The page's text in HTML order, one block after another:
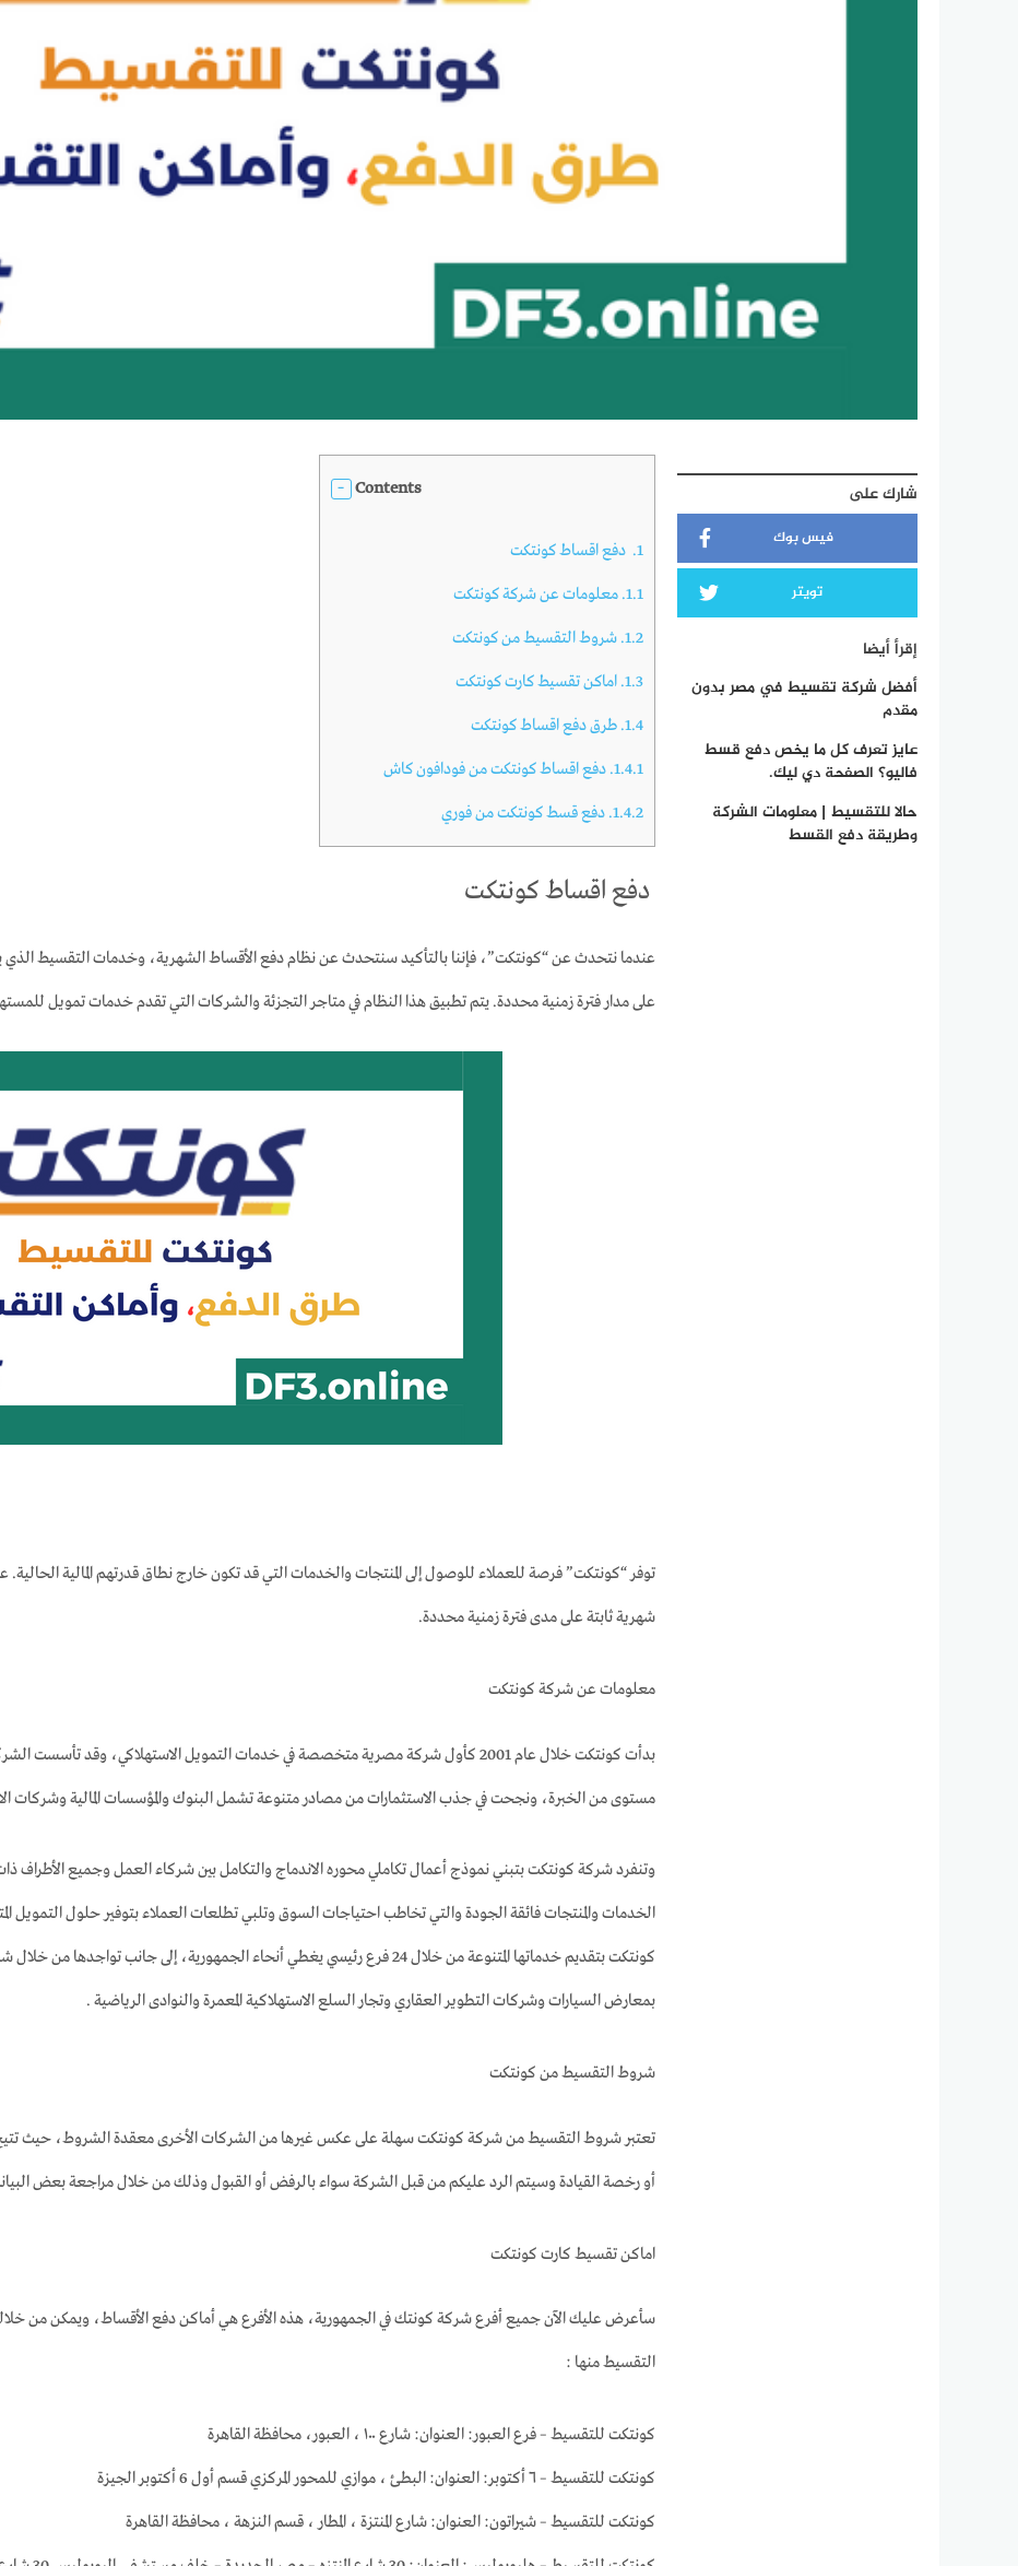
شارك على
فيس بوك
تويتر
إقرأ أيضا
أفضل شركة تقسيط في مصر بدون
مقدم
عايز تعرف كل ما يخص دفع قسط
فاليو؟ الصفحة دي ليك.
حالا للتقسيط | معلومات الشركة
وطريقة دفع القسط
Contents
1. دفع اقساط كونتكت
1.1. معلومات عن شركة كونتكت
1.2. شروط التقسيط من كونتكت
1.3. اماكن تقسيط كارت كونتكت
1.4. طرق دفع اقساط كونتكت
1.4.1. دفع اقساط كونتكت من فودافون كاش
1.4.2. دفع قسط كونتكت من فوري
دفع اقساط كونتكت
عندما نتحدث عن “كونتكت”، فإننا بالتأكيد سنتحدث عن نظام دفع الأقساط الشهرية، وخدمات التقسيط
على مدار فترة زمنية محددة. يتم تطبيق هذا النظام في متاجر التجزئة والشركات التي تقدم خدمات تمويل
توفر “كونتكت” فرصة للعملاء للوصول إلى المنتجات والخدمات التي قد تكون خارج نطاق قدرتهم المالية
شهرية ثابتة على مدى فترة زمنية محددة.
معلومات عن شركة كونتكت
بدأت كونتكت خلال عام 2001 كأول شركة مصرية متخصصة في خدمات التمويل الاستهلاكي،
وقد تأسست
مستوى من الخبرة، ونجحت في جذب الاستثمارات من مصادر متنوعة تشمل البنوك والمؤسسات المالية وشركات
وتنفرد شركة كونتكت بتبني نموذج أعمال تكاملي محوره الاندماج والتكامل بين شركاء العمل وجميع الأطراف
الخدمات والمنتجات فائقة الجودة والتي تخاطب احتياجات السوق وتلبي تطلعات العملاء بتوفير حلول التمويل
بمعارض السيارات وشركات التطوير العقاري وتجار السلع الاستهلاكية المعمرة والنوادى الرياضية .
شروط التقسيط من كونتكت
تعتبر شروط التقسيط من شركة كونتكت سهلة على عكس غيرها من الشركات الأخرى معقدة الشروط، حيث
أو رخصة القيادة وسيتم الرد عليكم من قبل الشركة سواء بالرفض أو القبول وذلك من خلال مراجعة بعض
اماكن تقسيط كارت كونتكت
سأعرض عليك الآن جميع أفرع شركة كونتك في الجمهورية، هذه الأفرع هي أماكن دفع الأقساط، ويمكن من
التقسيط منها :
كونتكت للتقسيط – فرع العبور: العنوان: شارع ۱۰۰ ، العبور، محافظة القاهرة
كونتكت للتقسيط – ٦ أكتوبر: العنوان: البطئ ، موازي للمحور المركزي قسم أول 6 أكتوبر الجيزة
كونتكت للتقسيط – شيراتون: العنوان: شارع المنتزة ، المطار ، قسم النزهة ، محافظة القاهرة